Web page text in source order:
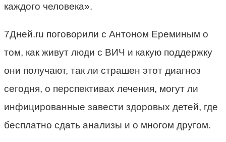
каждого человека».
7Дней.ru поговорили с Антоном Ереминым о
том, как живут люди с ВИЧ и какую поддержку
они получают, так ли страшен этот диагноз
сегодня, о перспективах лечения, могут ли
инфицированные завести здоровых детей, где
бесплатно сдать анализы и о многом другом.